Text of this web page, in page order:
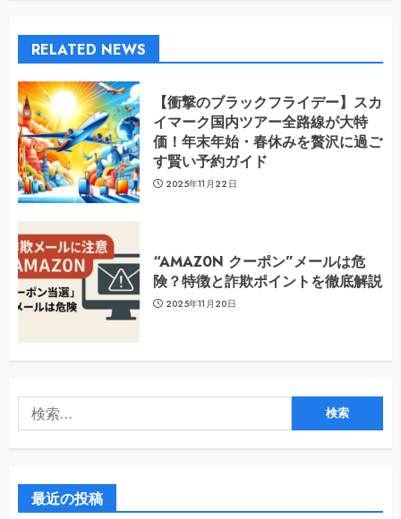
RELATED NEWS
【衝撃のブラックフライデー】スカ
イマーク国内ツアー全路線が大特
価！年末年始・春休みを贅沢に過ご
す賢い予約ガイド
2025年11月22日
“AMAZ0N クーポン”メールは危
険？特徴と詐欺ポイントを徹底解説
2025年11月20日
索:
最近の投稿